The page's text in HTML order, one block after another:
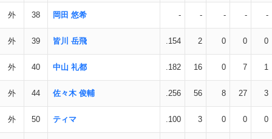
外 38 岡田 悠希 - - - - -
外 39 皆川 岳飛 .154 2 0 0 0
外 40 中山 礼都 .182 16 0 7 1
外 44 佐々木 俊輔 .256 56 8 27 3
外 50 ティマ .100 3 0 0 0